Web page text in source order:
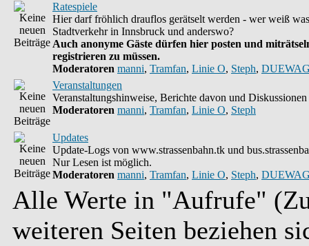
Ratespiele
Hier darf fröhlich drauflos gerätselt werden - wer weiß
Stadtverkehr in Innsbruck und anderswo?
Auch anonyme Gäste dürfen hier posten und
registrieren zu müssen.
Moderatoren manni, Tramfan, Linie O, Steph,
Veranstaltungen
Veranstaltungshinweise, Berichte davon und Diskussionen
Moderatoren manni, Tramfan, Linie O, Steph
Updates
Update-Logs von www.strassenbahn.tk und
Nur Lesen ist möglich.
Moderatoren manni, Tramfan, Linie O, Steph,
Alle Werte in "Aufrufe"
weiteren Seiten beziehen